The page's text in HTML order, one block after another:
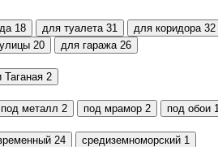
18 для туалета 31 для коридора 32
20 для гаража 26
Таганая 2
под металл 2 под мрамор 2 под обои 1
24 средиземноморский 1